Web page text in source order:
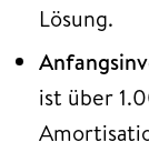
Lösung.
ist über